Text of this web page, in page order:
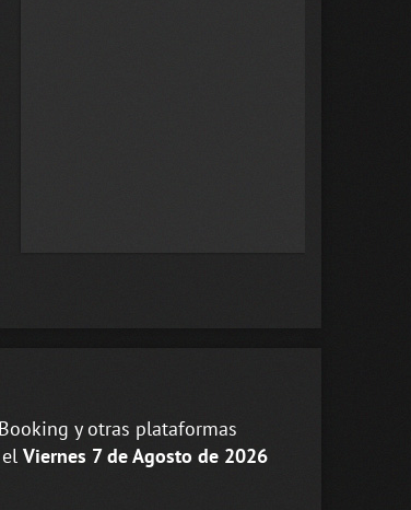
y otras plataformas
el Viernes 7 de Agosto de 2026